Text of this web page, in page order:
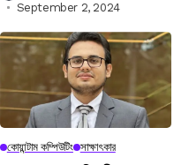
September 2, 2024
কোয়ান্টাম কম্পিউটিং সাক্ষাৎকার